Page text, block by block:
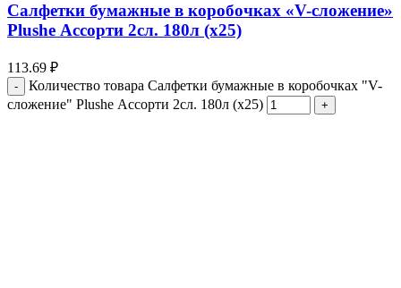
Салфетки бумажные в коробочках «V-сложение»
Plushe Ассорти 2сл. 180л (х25)
113.69 ₽
Количество товара Салфетки бумажные в коробочках "V-
сложение" Plushe Ассорти 2сл. 180л (х25)